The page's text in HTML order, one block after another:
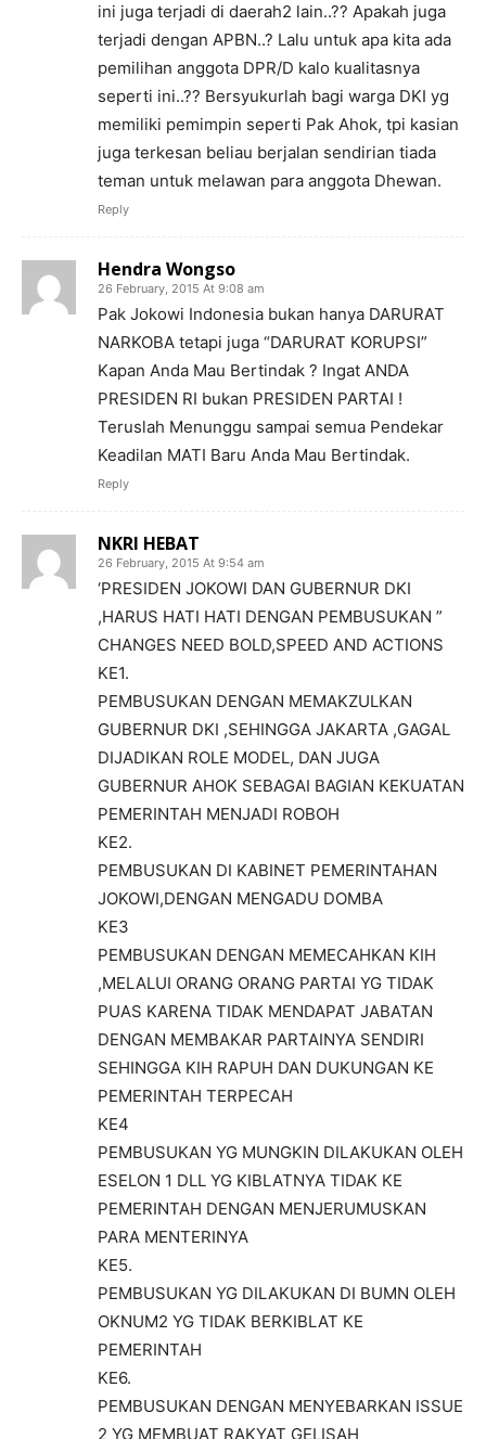
ini juga terjadi di daerah2 lain..?? Apakah juga
terjadi dengan APBN..? Lalu untuk apa kita ada
pemilihan anggota DPR/D kalo kualitasnya
seperti ini..?? Bersyukurlah bagi warga DKI yg
memiliki pemimpin seperti Pak Ahok, tpi kasian
juga terkesan beliau berjalan sendirian tiada
teman untuk melawan para anggota Dhewan.
Reply
Hendra Wongso
26 February, 2015 At 9:08 am
Pak Jokowi Indonesia bukan hanya DARURAT
NARKOBA tetapi juga “DARURAT KORUPSI”
Kapan Anda Mau Bertindak ? Ingat ANDA
PRESIDEN RI bukan PRESIDEN PARTAI !
Teruslah Menunggu sampai semua Pendekar
Keadilan MATI Baru Anda Mau Bertindak.
Reply
NKRI HEBAT
26 February, 2015 At 9:54 am
‘PRESIDEN JOKOWI DAN GUBERNUR DKI
,HARUS HATI HATI DENGAN PEMBUSUKAN ”
CHANGES NEED BOLD,SPEED AND ACTIONS
KE1.
PEMBUSUKAN DENGAN MEMAKZULKAN
GUBERNUR DKI ,SEHINGGA JAKARTA ,GAGAL
DIJADIKAN ROLE MODEL, DAN JUGA
GUBERNUR AHOK SEBAGAI BAGIAN KEKUATAN
PEMERINTAH MENJADI ROBOH
KE2.
PEMBUSUKAN DI KABINET PEMERINTAHAN
JOKOWI,DENGAN MENGADU DOMBA
KE3
PEMBUSUKAN DENGAN MEMECAHKAN KIH
,MELALUI ORANG ORANG PARTAI YG TIDAK
PUAS KARENA TIDAK MENDAPAT JABATAN
DENGAN MEMBAKAR PARTAINYA SENDIRI
SEHINGGA KIH RAPUH DAN DUKUNGAN KE
PEMERINTAH TERPECAH
KE4
PEMBUSUKAN YG MUNGKIN DILAKUKAN OLEH
ESELON 1 DLL YG KIBLATNYA TIDAK KE
PEMERINTAH DENGAN MENJERUMUSKAN
PARA MENTERINYA
KE5.
PEMBUSUKAN YG DILAKUKAN DI BUMN OLEH
OKNUM2 YG TIDAK BERKIBLAT KE
PEMERINTAH
KE6.
PEMBUSUKAN DENGAN MENYEBARKAN ISSUE
2 YG MEMBUAT RAKYAT GELISAH